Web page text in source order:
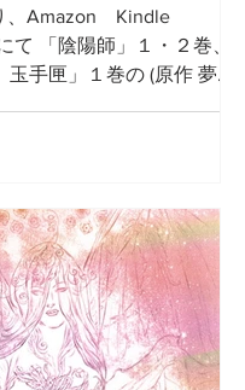
、Amazon Kindle
て 「陰陽師」１・２巻、
手匣」１巻の (原作 夢枕
間は、2021年9月1日〜9月